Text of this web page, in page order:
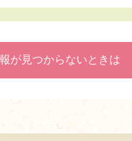
が見つからないときは